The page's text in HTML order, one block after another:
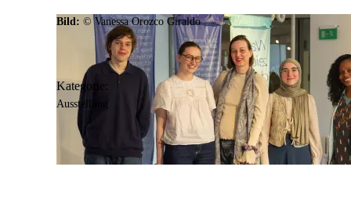
Bild: © Vanessa Orozco Giraldo
Kategorie:
Ausstellung